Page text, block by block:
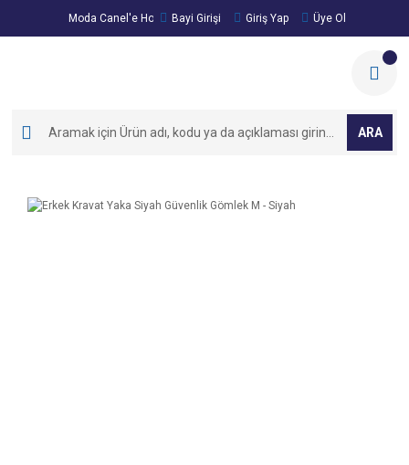
Moda Canel'e Hoşgeldiniz!
Bayi Girişi Giriş Yap Üye Ol
ARA